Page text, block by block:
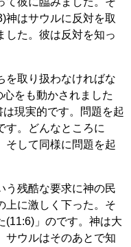
神はサウルに反対を取
した。彼は反対を知っ
を取り扱わなければな
をも動かされました
現実的です。問題を起
す。どんなところに
そして同様に問題を起
う残酷な要求に神の民
上に激しく下った。そ
(11:6)」のです。神は大
サウルはそのあとで知